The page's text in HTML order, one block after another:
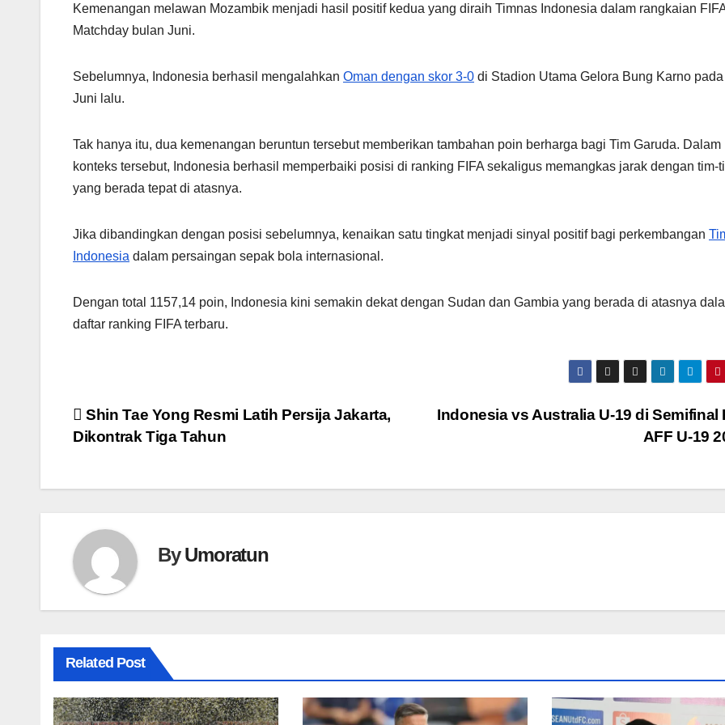
Kemenangan melawan Mozambik menjadi hasil positif kedua yang diraih Timnas Indonesia dalam rangkaian
Matchday bulan Juni.
Sebelumnya, Indonesia berhasil mengalahkan Oman dengan skor 3-0 di Stadion Utama Gelora Bung Karno
Juni lalu.
Tak hanya itu, dua kemenangan beruntun tersebut memberikan tambahan poin berharga bagi Tim Garuda. Dalam
konteks tersebut, Indonesia berhasil memperbaiki posisi di ranking FIFA sekaligus memangkas jarak dengan tim-
yang berada tepat di atasnya.
Jika dibandingkan dengan posisi sebelumnya, kenaikan satu tingkat menjadi sinyal positif bagi perkembangan
Indonesia dalam persaingan sepak bola internasional.
Dengan total 1157,14 poin, Indonesia kini semakin dekat dengan Sudan dan Gambia yang berada di atasnya
daftar ranking FIFA terbaru.
Navigasi
Indonesia vs Australia U-19 di Semifinal
AFF U-19
Shin Tae Yong Resmi Latih Persija Jakarta,
Dikontrak Tiga Tahun
ByUmoratun
Related Post